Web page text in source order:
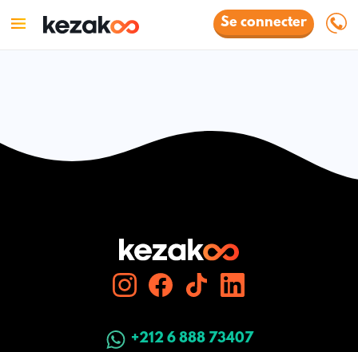
Se connecter
+212 6 888 73407